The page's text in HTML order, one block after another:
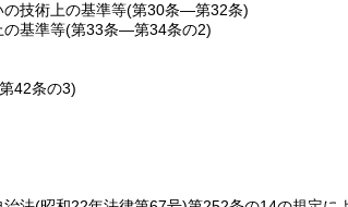
技術上の基準等(第30条―第32条)
の基準等(第33条―第34条の2)
42条の3)